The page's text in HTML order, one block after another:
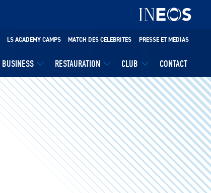
BUSINESS RESTAURATION CLUB CONTACT
LS ACADEMY CAMPS MATCH DES CELEBRITES PRESSE ET MEDIAS